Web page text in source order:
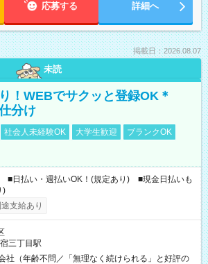
応募する 詳細へ
掲載日：2026.08.07
未読
！WEBでサクッと登録OK＊
分け
社会人未経験OK 大学生歓迎
ブランクOK
■日払い・週払いOK！(規定あり) ■現金日払いも
)
支給あり
三丁目駅
社（年齢不問／「無理なく続けられる」と好評の